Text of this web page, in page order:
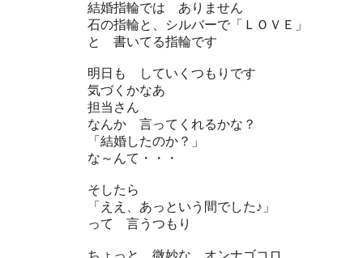
結婚指輪では ありません
石の指輪と、シルバーで「ＬＯＶＥ」
と 書いてる指輪です
明日も していくつもりです
気づくかなあ
担当さん
なんか 言ってくれるかな？
「結婚したのか？」
な～んて・・・
そしたら
「ええ、あっという間でした♪」
って 言うつもり
ちょっと 微妙な オンナゴコロ